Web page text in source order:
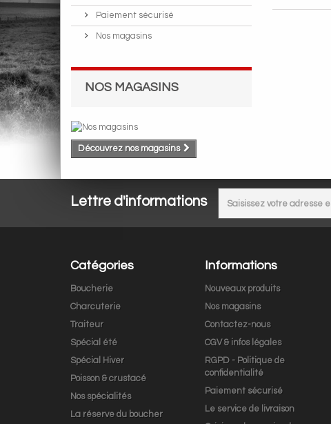
Paiement sécurisé
Nos magasins
NOS MAGASINS
Découvrez nos magasins
Lettre d'informations
Catégories
Boucherie
Charcuterie
Traiteur
Spécial été
Spécial Hiver
Poisson & crustacé
Nos spécialités
La réserve du boucher
Informations
Nouveaux produits
Nos magasins
Contactez-nous
CGV & infos légales
RGPD - Politique de
confidentialité
Paiement sécurisé
Le service de livraison